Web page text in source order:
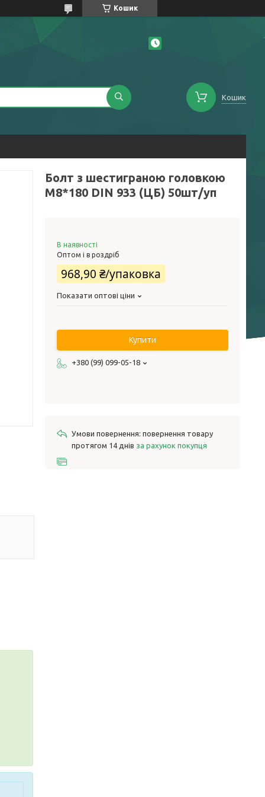
Кошик
Кошик
Болт з шестиграною головкою
М8*180 DIN 933 (ЦБ) 50шт/уп
В наявності
Оптом і в роздріб
968,90 ₴/упаковка
Показати оптові ціни
Купити
+380 (99) 099-05-18
повернення товару
протягом 14 днів за рахунок покупця